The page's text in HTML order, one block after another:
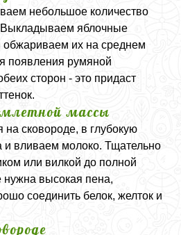
небольшое количество
Выкладываем яблочные
обжариваем их на среднем
появления румяной
сторон - это придаст
массы
на сковороде, в глубокую
и вливаем молоко. Тщательно
или вилкой до полной
высокая пена,
соединить белок, желток и